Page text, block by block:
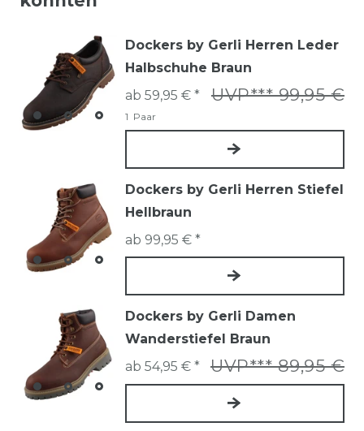
Dockers by Gerli Herren Leder
Halbschuhe Braun
UVP*** 99,95 €
ab 59,95 € *
1 Paar
Dockers by Gerli Herren Stiefel
Hellbraun
ab 99,95 € *
Dockers by Gerli Damen
Wanderstiefel Braun
UVP*** 89,95 €
ab 54,95 € *